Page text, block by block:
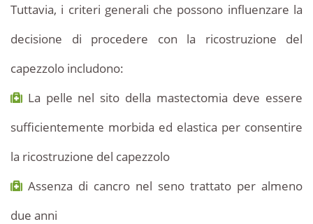
Tuttavia, i criteri generali che possono influenzare la
decisione di procedere con la ricostruzione del
capezzolo includono:
La pelle nel sito della mastectomia deve essere
sufficientemente morbida ed elastica per consentire
la ricostruzione del capezzolo
Assenza di cancro nel seno trattato per almeno
due anni